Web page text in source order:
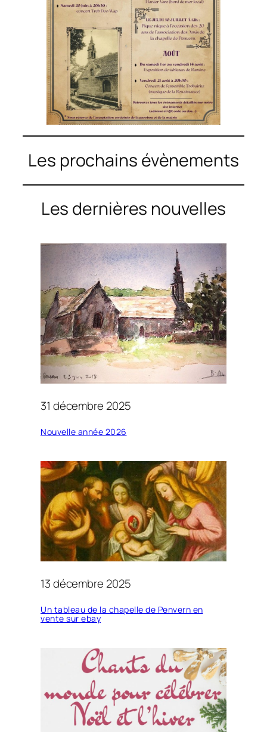
Les prochains évènements
Les dernières nouvelles
31 décembre 2025
Nouvelle année 2026
13 décembre 2025
Un tableau de la chapelle de Penvern en
vente sur ebay